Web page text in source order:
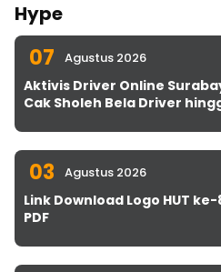
Hype
07 Agustus 2026
Aktivis Driver Online
Cak Sholeh Bela Driver
03 Agustus 2026
Link Download Logo HUT ke-
PDF